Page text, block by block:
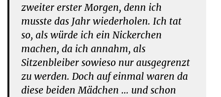
zweiter erster Morgen, denn ich
musste das Jahr wiederholen. Ich tat
so, als würde ich ein Nickerchen
machen, da ich annahm, als
Sitzenbleiber sowieso nur ausgegrenzt
zu werden. Doch auf einmal waren da
diese beiden Mädchen … und schon